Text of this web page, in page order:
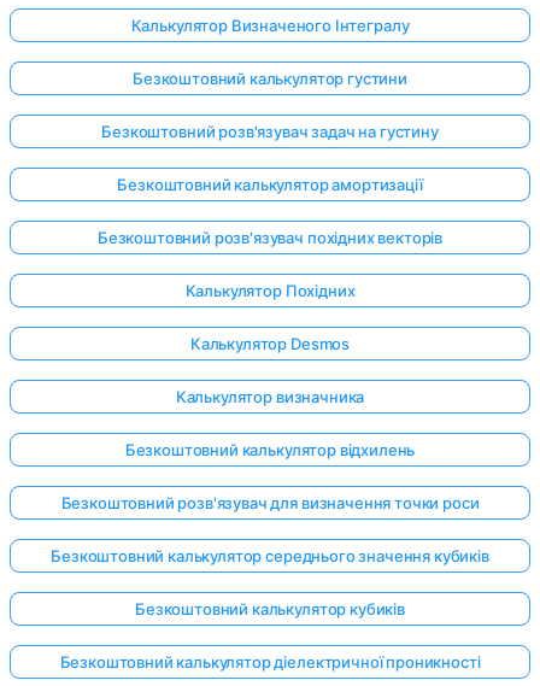
Калькулятор Визначеного Інтегралу
Безкоштовний калькулятор густини
Безкоштовний розв'язувач задач на густину
Безкоштовний калькулятор амортизації
Безкоштовний розв'язувач похідних векторів
Калькулятор Похідних
Калькулятор Desmos
Калькулятор визначника
Безкоштовний калькулятор відхилень
Безкоштовний розв'язувач для визначення точки роси
Безкоштовний калькулятор середнього значення кубиків
Безкоштовний калькулятор кубиків
Безкоштовний калькулятор діелектричної проникності